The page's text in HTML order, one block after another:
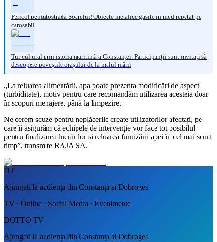
Pericol pe Autostrada Soarelui! Obiecte metalice găsite în mod repetat pe
carosabil
Tur cultural prin istoria maritimă a Constanței. Participanții sunt invitați să
descopere poveștile orașului de la malul mării
„La reluarea alimentării, apa poate prezenta modificări de aspect
(turbiditate), motiv pentru care recomandăm utilizarea acesteia doar
în scopuri menajere, până la limpezire.
Ne cerem scuze pentru neplăcerile create utilizatorilor afectați, pe
care îi asigurăm că echipele de intervenție vor face tot posibilul
pentru finalizarea lucrărilor și reluarea furnizării apei în cel mai scurt
timp”, transmite RAJA SA.
DT
Ajungeți la audiența din Constanța și Dobrogea
TV · Online · Social Media · Evenimente
DOTTO TV
Ajungeți la audiența din Constanța și Dobrogea